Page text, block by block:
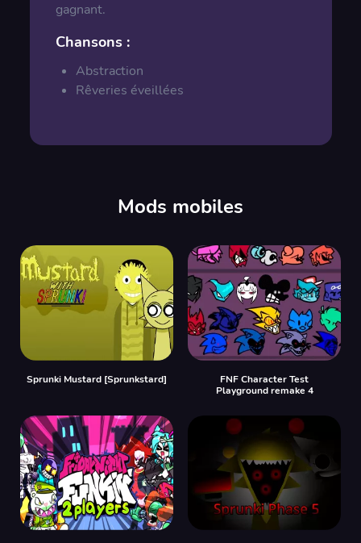
gagnant.
Chansons :
Abstraction
Rêveries éveillées
Mods mobiles
Sprunki Mustard [Sprunkstard]
FNF Character Test
Playground remake 4